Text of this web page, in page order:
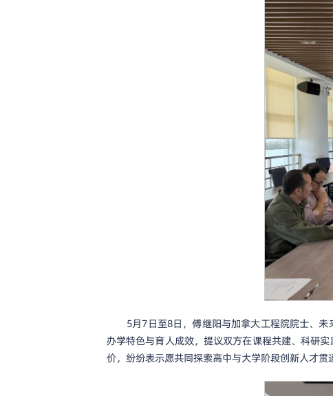
5月7日至8日，傅继阳与加拿大工程院院士、
办学特色与育人成效，提议双方在课程共建、科研
价，纷纷表示愿共同探索高中与大学阶段创新人才